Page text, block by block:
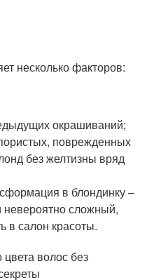
несколько факторов:
окрашиваний;
поврежденных
без желтизны вряд
в блондинку –
невероятно сложный,
в салон красоты.